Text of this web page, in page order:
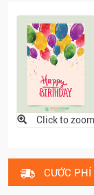
Click to zoom
CƯỚC PHÍ